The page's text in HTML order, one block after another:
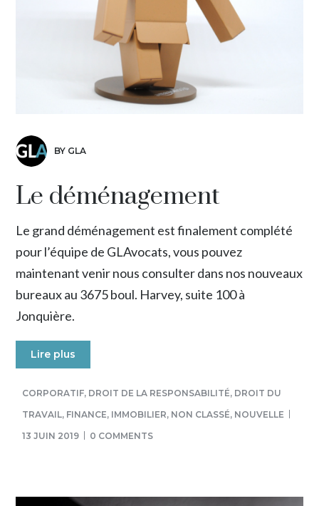
BY GLA
Le déménagement
Le grand déménagement est finalement complété
pour l’équipe de GLAvocats, vous pouvez
maintenant venir nous consulter dans nos nouveaux
bureaux au 3675 boul. Harvey, suite 100 à
Jonquière.
Lire plus
CORPORATIF, DROIT DE LA RESPONSABILITÉ, DROIT DU
TRAVAIL, FINANCE, IMMOBILIER, NON CLASSÉ, NOUVELLE
13 JUIN 2019
0 COMMENTS